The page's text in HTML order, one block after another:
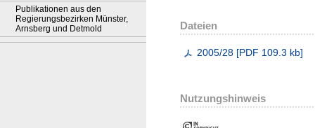
Publikationen aus den
Regierungsbezirken Münster,
Arnsberg und Detmold
Dateien
2005/28 [PDF 109.3 kb]
Nutzungshinweis